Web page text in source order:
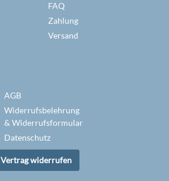
FAQ
Zahlung
Versand
AGB
Widerrufsbelehrung
& Widerrufsformular
Datenschutz
Vertrag widerrufen